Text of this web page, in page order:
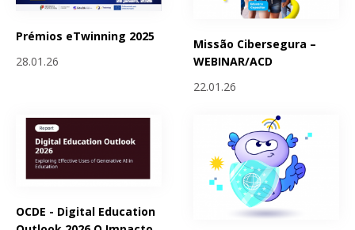
Prémios eTwinning 2025
28.01.26
Missão Cibersegura –
WEBINAR/ACD
22.01.26
OCDE - Digital Education